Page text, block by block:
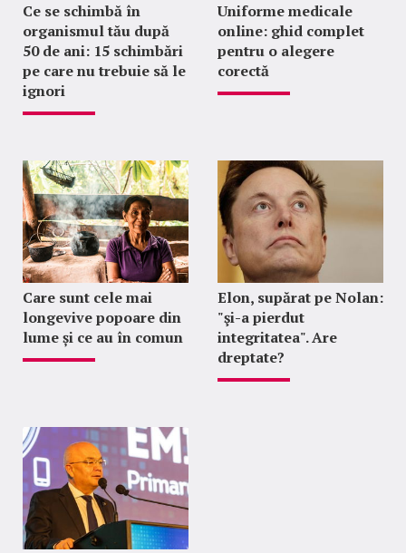
Ce se schimbă în
organismul tău după
50 de ani: 15 schimbări
pe care nu trebuie să le
ignori
Uniforme medicale
online: ghid complet
pentru o alegere
corectă
Care sunt cele mai
longevive popoare din
lume și ce au în comun
Elon, supărat pe Nolan:
"şi-a pierdut
integritatea". Are
dreptate?